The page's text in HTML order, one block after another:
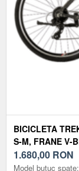
BICICLETA
S-M, FRANE V-
1.680,00 RON
Model butuc